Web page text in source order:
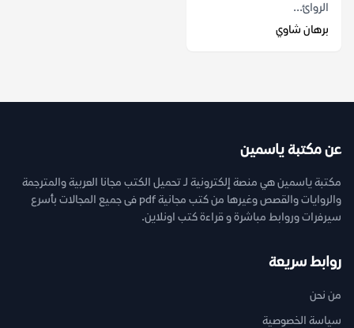
الروائ...
برهان شاوي
عن مكتبة ياسمين
مكتبة ياسمين هي منصة إلكترونية لـ تحميل الكتب مجانا العربية والمترجمة
والروايات والقصص وغيرها من كتب مجانية pdf فى جميع المجالات بأسرع
سيرفرات وروابط مباشرة و قراءة كتب اونلاين.
روابط سريعة
من نحن
سياسة الخصوصية